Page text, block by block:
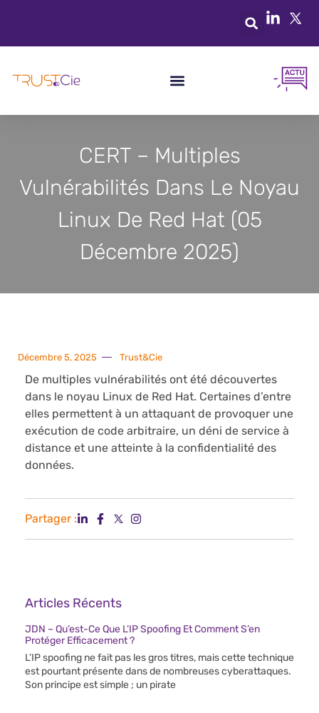
CERT – Multiples
Vulnérabilités Dans Le Noyau
Linux De Red Hat (05
Décembre 2025)
Décembre 5, 2025 Trust&Cie
De multiples vulnérabilités ont été découvertes
dans le noyau Linux de Red Hat. Certaines d’entre
elles permettent à un attaquant de provoquer une
exécution de code arbitraire, un déni de service à
distance et une atteinte à la confidentialité des
données.
Partager :
Articles Récents
JDN – Qu’est-Ce Que L’IP Spoofing Et Comment S’en
Protéger Efficacement ?
L’IP spoofing ne fait pas les gros titres, mais cette technique
est pourtant présente dans de nombreuses cyberattaques.
Son principe est simple ; un pirate